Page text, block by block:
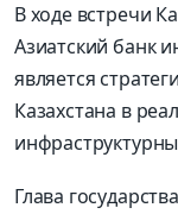
В ходе встречи
Азиатский банк
является
Казахстана в
Глава